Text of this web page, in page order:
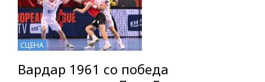
СЦЕНА
Вардар 1961 со победа